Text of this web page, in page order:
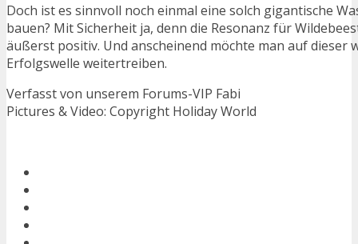
Doch ist es sinnvoll noch einmal eine solch gigantische
bauen? Mit Sicherheit ja, denn die Resonanz für
äußerst positiv. Und anscheinend möchte man auf dieser
Erfolgswelle weitertreiben.
Verfasst von unserem Forums-VIP Fabi
Pictures & Video: Copyright Holiday World